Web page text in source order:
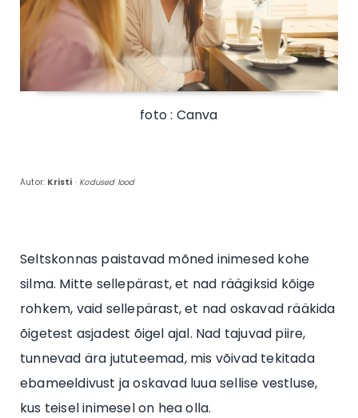
foto : Canva
Autor: Kristi · Kodused lood
Seltskonnas paistavad mõned inimesed kohe
silma. Mitte sellepärast, et nad räägiksid kõige
rohkem, vaid sellepärast, et nad oskavad rääkida
õigetest asjadest õigel ajal. Nad tajuvad piire,
tunnevad ära jututeemad, mis võivad tekitada
ebameeldivust ja oskavad luua sellise vestluse,
kus teisel inimesel on hea olla.